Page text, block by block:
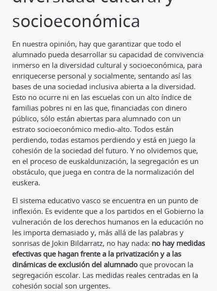
socioeconómica
En nuestra opinión, hay que garantizar que todo el
alumnado pueda desarrollar su capacidad de convivencia
inmerso en la diversidad cultural y socioeconómica, para
enriquecerse personal y socialmente, sentando así las
bases de una sociedad inclusiva abierta a la diversidad.
Esto no ocurre ni en las escuelas con un alto índice de
familias pobres ni en las que, financiadas con dinero
público, sólo están abiertas para alumnado con un
estrato socioeconómico medio-alto. Todos están
perdiendo, todas estamos perdiendo y está en juego la
cohesión de la sociedad del futuro. Y no olvidemos que,
en el proceso de euskaldunización, la segregación es un
obstáculo, que juega en contra de la normalización del
euskera.
El sistema educativo vasco se encuentra en un punto de
inflexión. Es evidente que a los partidos en el Gobierno la
vulneración de los derechos humanos en la educación no
les importa demasiado y, más allá de las palabras y
sonrisas de Jokin Bildarratz, no hay nada: no hay medidas
efectivas que hagan frente a la privatización y a las
dinámicas de exclusión del alumnado que provocan la
segregación escolar. Las medidas reales centradas en la
cohesión social son urgentes.